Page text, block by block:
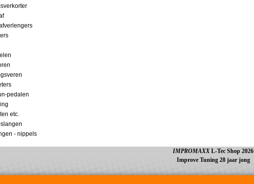
pedalen
etc.
- nippels
IMPROMAXX L-Tec Shop 2026
Improve Tuning 28 jaar jong